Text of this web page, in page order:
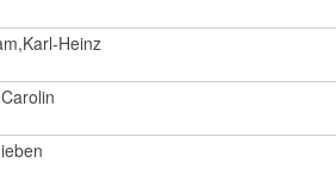
Heinz